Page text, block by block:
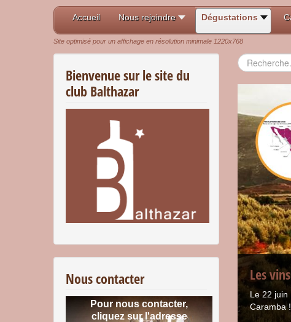
Accueil Nous rejoindre Dégustations
Site optimisé pour un affichage en résolution minimale 1220x768
Bienvenue sur le site du
club Balthazar
Nous contacter
Pour nous contacter,
cliquez sur l'adresse
Rechercher
Les
Le 22 juin
Caramba !